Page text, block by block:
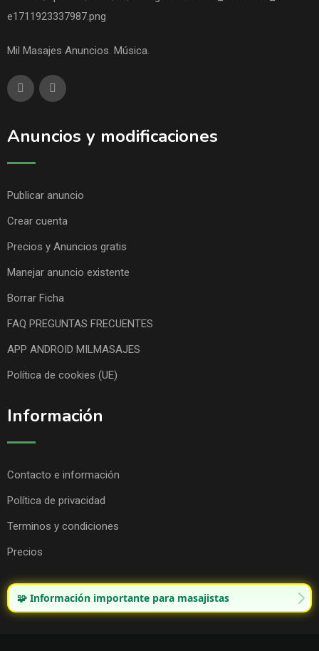
Mil Masajes Anuncios. Música.
Anuncios y modificaciones
Publicar anuncio
Crear cuenta
Precios y Anuncios gratis
Manejar anuncio existente
Borrar Ficha
FAQ PREGUNTAS FRECUENTES
APP ANDROID MILMASAJES
Política de cookies (UE)
Información
Contacto e información
Política de privacidad
Terminos y condiciones
Precios
🧩 Información importante para masajistas